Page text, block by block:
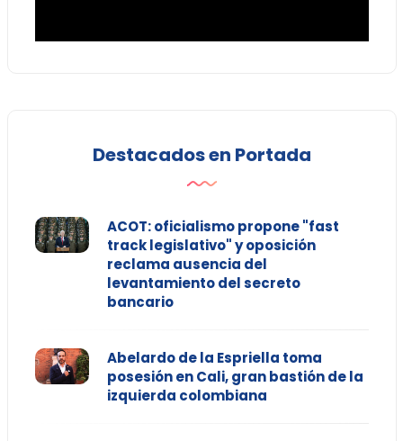
Destacados en Portada
ACOT: oficialismo propone "fast
track legislativo" y oposición
reclama ausencia del
levantamiento del secreto
bancario
Abelardo de la Espriella toma
posesión en Cali, gran bastión de la
izquierda colombiana